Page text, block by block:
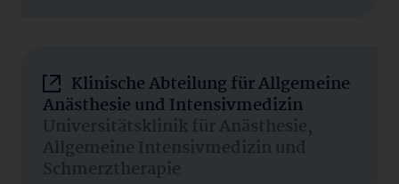
Klinische Abteilung für Allgemeine
Anästhesie und Intensivmedizin
Universitätsklinik für Anästhesie,
Allgemeine Intensivmedizin und
Schmerztherapie